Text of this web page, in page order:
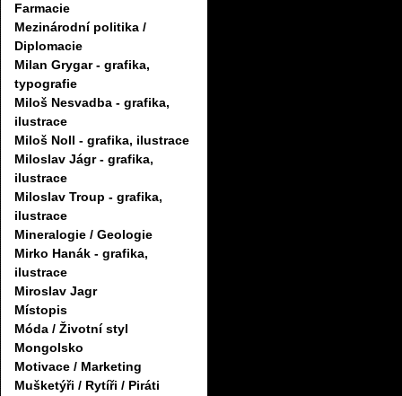
Farmacie
Mezinárodní politika /
Diplomacie
Milan Grygar - grafika,
typografie
Miloš Nesvadba - grafika,
ilustrace
Miloš Noll - grafika, ilustrace
Miloslav Jágr - grafika,
ilustrace
Miloslav Troup - grafika,
ilustrace
Mineralogie / Geologie
Mirko Hanák - grafika,
ilustrace
Miroslav Jagr
Místopis
Móda / Životní styl
Mongolsko
Motivace / Marketing
Mušketýři / Rytíři / Piráti